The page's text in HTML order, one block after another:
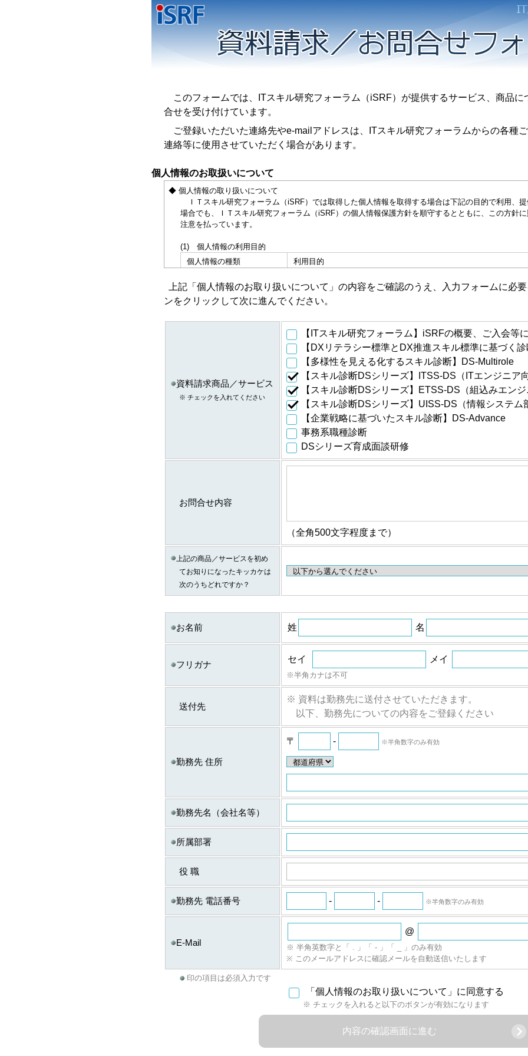
このフォームでは、ITスキル研究フォーラム（iSRF）が提供するサービス、商品に
合せを受け付けています。
ご登録いただいた連絡先やe-mailアドレスは、ITスキル研究フォーラムからの各種
連絡等に使用させていただく場合があります。
個人情報のお取扱いについて
◆ 個人情報の取り扱いについて
ＩＴスキル研究フォーラム（iSRF）では取得した個人情報を取得する場合は下記の目的で利用、
場合でも、ＩＴスキル研究フォーラム（iSRF）の個人情報保護方針を順守するとともに、この方針
注意を払っています。
(1) 個人情報の利用目的
個人情報の種類
利用目的
ａ．会員のお申し込みに伴
い取得した個人情報
・ご利用いただいている商品・サービスの提供・改良や、新たなサ
・提供している商品・サービスに関連した情報やアンケートなどを
・ご購入・ご登録いただいた商品・サービスの配送・提供・代金回
・ご利用いただいている商品・サービスの提供・改良や、新たなサ
・提供している商品・サービスに関連した情報やアンケートなどを
・当フォーラム取扱商品の発行元・発売元・提供元からの案内のため
ｃ．スキル診断システムの
ご利用に伴い取得した個人
・データを分析し診断結果を得るため
・スキル診断システムのご利用者が診断結果データを利用するため
・登録された個人情報および診断結果は、統計的に処理した情報を
して適時スキル診断システムに反映されます
登録された個人情報および診断結果は、統計的に処理した情報を集
公表し、全国平均値として適時スキル診断システムに反映されます
注)上記の内、統計的に処理した情報については、個人の特定ができない情報です。
個人情報の種類
個人情報の項目/提供の手段又は方法/提供先
ａ．会員のお申し込みに伴
い取得した個人情報
ｂ．資料請求・問合せに伴
ｅ．セミナー・展示会等に
て取得した個人情報
①提供する個人情報の項目
ご登録・お問い合わせをいただいた商品・サービス名、氏名、氏名
報など。
紙またはデータファイルによる提供。
③当該情報の提供先
株式会社日経BPマーケティングおよび株式会社ザ・ネット
ｃ．スキル診断システムの
ご利用に伴い取得した個人
ｄ．全国スキル調査へのご
報
①提供する個人情報の項目
氏名、氏名カナ、メールアドレス、勤務先名、所属部署名、アンケ
紙またはデータファイルによる提供。
③当該情報の提供先
株式会社日経BPマーケティング、株式会社ザ・ネットおよびｂの場
ムのご利用者
ＩＴスキル研究フォーラム（iSRF）は、皆さまの個人情報をできるだけ正確かつ最新の内容で管理
し出があったときは、登録情報の開示を行います。また、内容が正確でないなどのお申し出があっ
生する場合があります。
個人情報の取り扱いについてご意見ご質問がございましたら
ITスキル研究フォーラム（iSRF）事務局
までご連絡ください。
※株式会社日経BPマーケティングの個人情報取得に関するご説明
上記「個人情報のお取り扱いについて」の内容をご確認のうえ、入力フォームに必
ンをクリックして次に進んでください。
資料請求商品／サービス
※ チェックを入れてください
【ITスキル研究フォーラム】iSRFの概要、ご入会等
【DXリテラシー標準とDX推進スキル標準に基づく
【多様性を見える化するスキル診断】DS-Multirole
【スキル診断DSシリーズ】ITSS-DS（ITエンジニア向
【スキル診断DSシリーズ】ETSS-DS（組込みエンジ
【スキル診断DSシリーズ】UISS-DS（情報システム
【企業戦略に基づいたスキル診断】DS-Advance
事務系職種診断
DSシリーズ育成面談研修
お問合せ内容
（全角500文字程度まで）
上記の商品／サービスを初め
てお知りになったキッカケは
次のうちどれですか？
お名前 姓 名
フリガナ
セイ メイ
※半角カナは不可
送付先
※ 資料は勤務先に送付させていただきます。
以下、勤務先についての内容をご登録ください
勤務先 住所
〒 - ※半角数字のみ有効
勤務先名（会社名等）
所属部署
役 職
勤務先 電話番号 - - ※半角数字のみ有効
E-Mail
@
※ 半角英数字と「 . 」「 - 」「 _ 」のみ有効
※ このメールアドレスに確認メールを自動送信いたします
印の項目は必須入力です
「個人情報のお取り扱いについて」に同意する
※ チェックを入れると以下のボタンが有効になります
内容の確認画面に進む